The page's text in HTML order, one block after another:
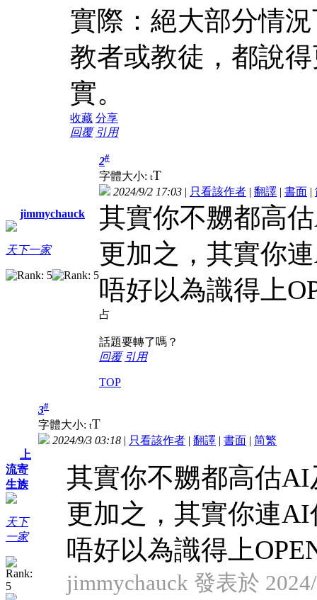
實際：絕大部分情
教者或教徒，都說
實。
收藏 分享
回覆 引用
jimmychauck
天下一家
2#
字體大小: tT
2024/9/2 17:03 | 只看該作者 | 翻譯 | 書面 |
其實你不嬲都高
更加之，其實你
唔好以為識得上
占
話題要轉了嗎？
回覆 引用
TOP
上
流寄
生族
天下
一家
3#
字體大小: tT
2024/9/3 03:18 | 只看該作者 | 翻譯 | 書面 | 简繁
其實你不嬲都高估
更加之，其實你連
唔好以為識得上
jimmychauck 發表於